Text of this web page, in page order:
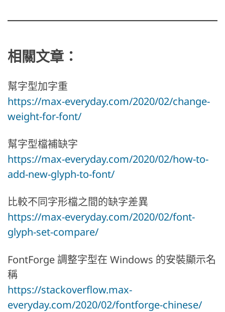
相關文章：
幫字型加字重
https://max-everyday.com/2020/02/change-
weight-for-font/
幫字型檔補缺字
https://max-everyday.com/2020/02/how-to-
add-new-glyph-to-font/
比較不同字形檔之間的缺字差異
https://max-everyday.com/2020/02/font-
glyph-set-compare/
FontForge 調整字型在 Windows 的安裝顯示名
稱
https://stackoverflow.max-
everyday.com/2020/02/fontforge-chinese/